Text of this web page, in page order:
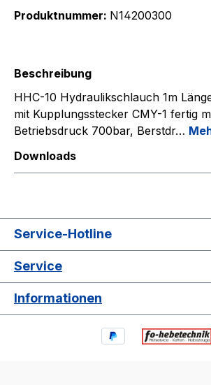
Produktnummer: N14200300
Beschreibung
HHC-10 Hydraulikschlauch 1m
mit Kupplungsstecker CMY-1 fertig
Betriebsdruck 700bar, Berstdr…
Downloads
Service-Hotline
Service
Informationen